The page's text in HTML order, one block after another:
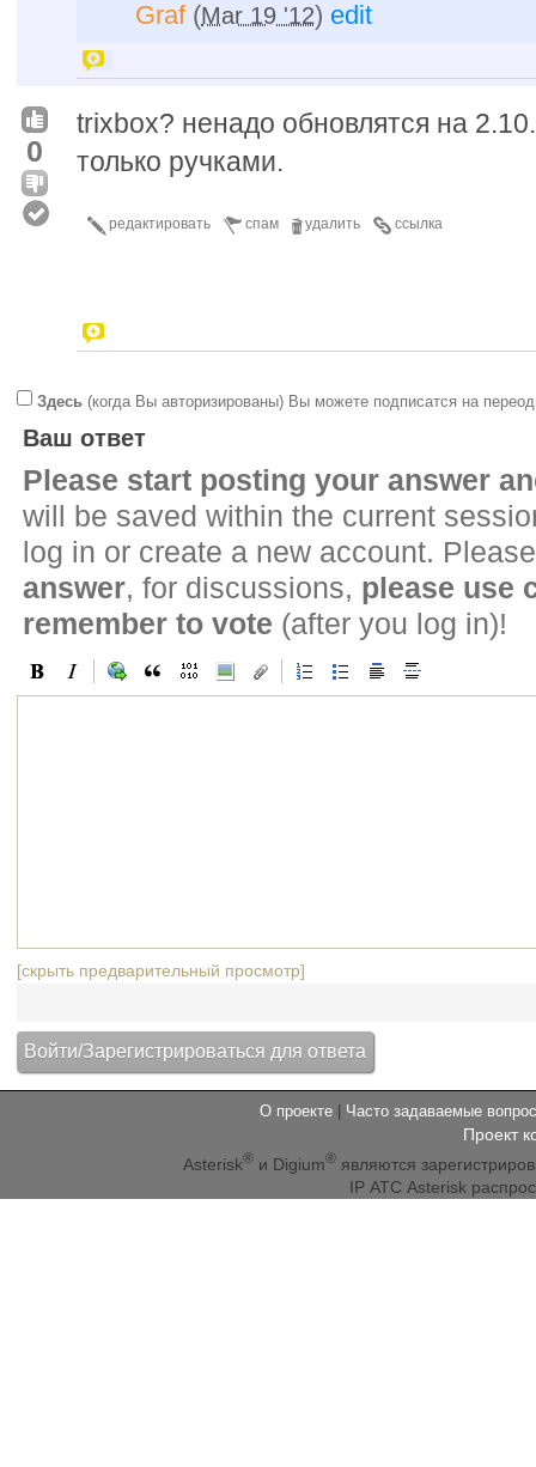
Graf(Mar 19 '12) edit
0
trixbox? ненадо обновлятся на
только ручками.
ссылка
удалить
спам
редактировать
Здесь (когда Вы авторизированы) Вы можете подписатся на
Ваш ответ
Please start posting your answer
will be saved within the current
log in or create a new account.
answer, for discussions, please use
remember to vote (after you log in)!
[скрыть предварительный просмотр]
О проекте Часто задаваемые
Проект
Asterisk® и Digium® являются
IP АТС Asterisk